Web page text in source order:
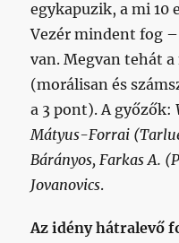
egykapuzik, a mi 10
Vezér mindent fog
van. Megvan tehát
(morálisan és
a 3 pont). A győzők:
Mátyus-Forrai
Bárányos, Farkas A.
Jovanovics.
Az idény hátralevő